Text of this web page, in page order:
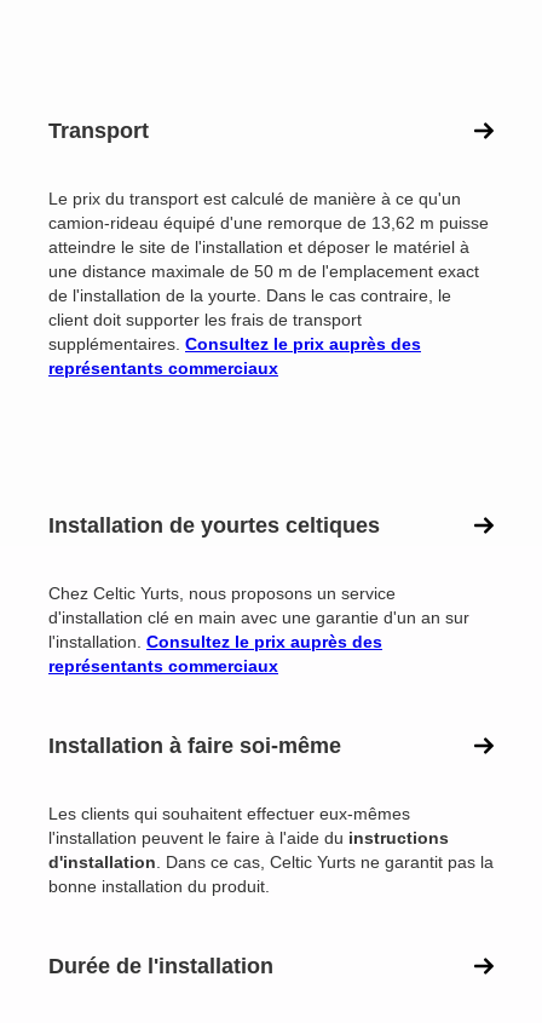
Transport
Le prix du transport est calculé de manière à ce qu'un
camion-rideau équipé d'une remorque de 13,62 m puisse
atteindre le site de l'installation et déposer le matériel à
une distance maximale de 50 m de l'emplacement exact
de l'installation de la yourte. Dans le cas contraire, le
client doit supporter les frais de transport
supplémentaires. Consultez le prix auprès des
représentants commerciaux
Installation de yourtes celtiques
Chez Celtic Yurts, nous proposons un service
d'installation clé en main avec une garantie d'un an sur
l'installation. Consultez le prix auprès des
représentants commerciaux
Installation à faire soi-même
Les clients qui souhaitent effectuer eux-mêmes
l'installation peuvent le faire à l'aide du instructions
d'installation . Dans ce cas, Celtic Yurts ne garantit pas la
bonne installation du produit.
Durée de l'installation